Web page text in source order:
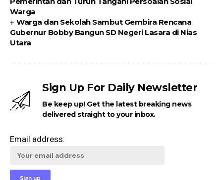
Warga
Warga dan Sekolah Sambut Gembira Rencana
Gubernur Bobby Bangun SD Negeri Lasara di Nias
Utara
Sign Up For Daily Newsletter
Be keep up! Get the latest breaking news
delivered straight to your inbox.
Email address: